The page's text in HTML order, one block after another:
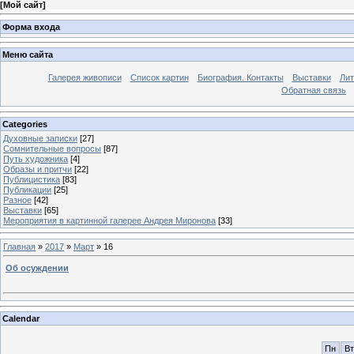
[Мой сайт]
Форма входа
Меню сайта
Галерея живописи Список картин Биография. Контакты Выставки
Обратная связь
Categories
Духовные записки [27]
Сомнительные вопросы [87]
Путь художника [4]
Образы и притчи [22]
Публицистика [83]
Публикации [25]
Разное [42]
Выставки [65]
Мероприятия в картинной галерее Андрея Миронова [33]
Главная » 2017 » Март » 16
Об осуждении
Calendar
Пн Вт